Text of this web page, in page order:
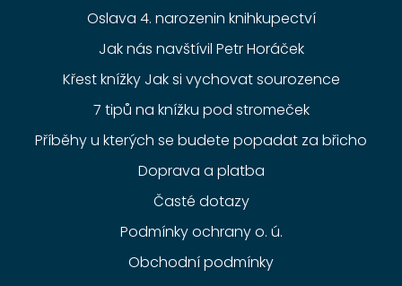
Oslava 4. narozenin knihkupectví
Jak nás navštívil Petr Horáček
Křest knížky Jak si vychovat sourozence
7 tipů na knížku pod stromeček
Příběhy u kterých se budete popadat za břicho
Doprava a platba
Časté dotazy
Podmínky ochrany o. ú.
Obchodní podmínky